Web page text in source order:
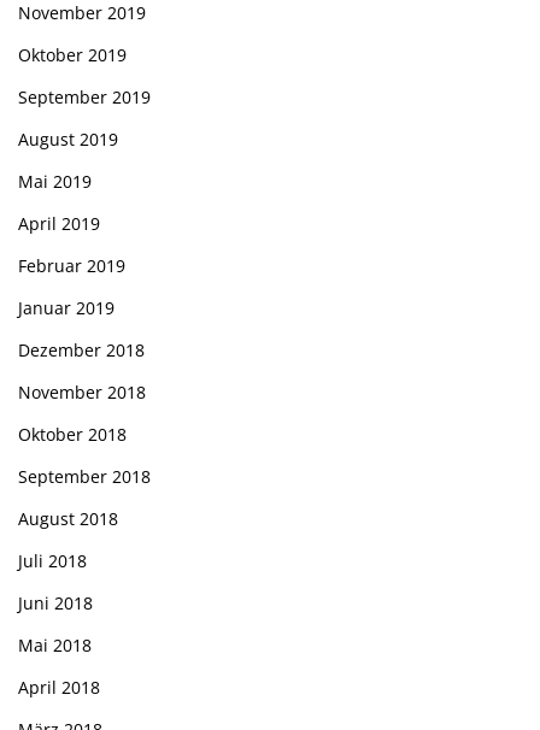
November 2019
Oktober 2019
September 2019
August 2019
Mai 2019
April 2019
Februar 2019
Januar 2019
Dezember 2018
November 2018
Oktober 2018
September 2018
August 2018
Juli 2018
Juni 2018
Mai 2018
April 2018